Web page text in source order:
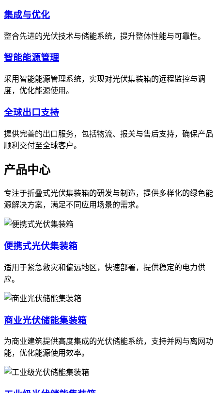
集成与优化
整合先进的光伏技术与储能系统，提升整体性能与可靠性。
智能能源管理
采用智能能源管理系统，实现对光伏集装箱的远程监控与调
度，优化能源使用。
全球出口支持
提供完善的出口服务，包括物流、报关与售后支持，确保产品
顺利交付至全球客户。
产品中心
专注于折叠式光伏集装箱的研发与制造，提供多样化的绿色能
源解决方案，满足不同应用场景的需求。
便携式光伏集装箱
适用于紧急救灾和偏远地区，快速部署，提供稳定的电力供
应。
商业光伏储能集装箱
为商业建筑提供高度集成的光伏储能系统，支持并网与离网功
能，优化能源使用效率。